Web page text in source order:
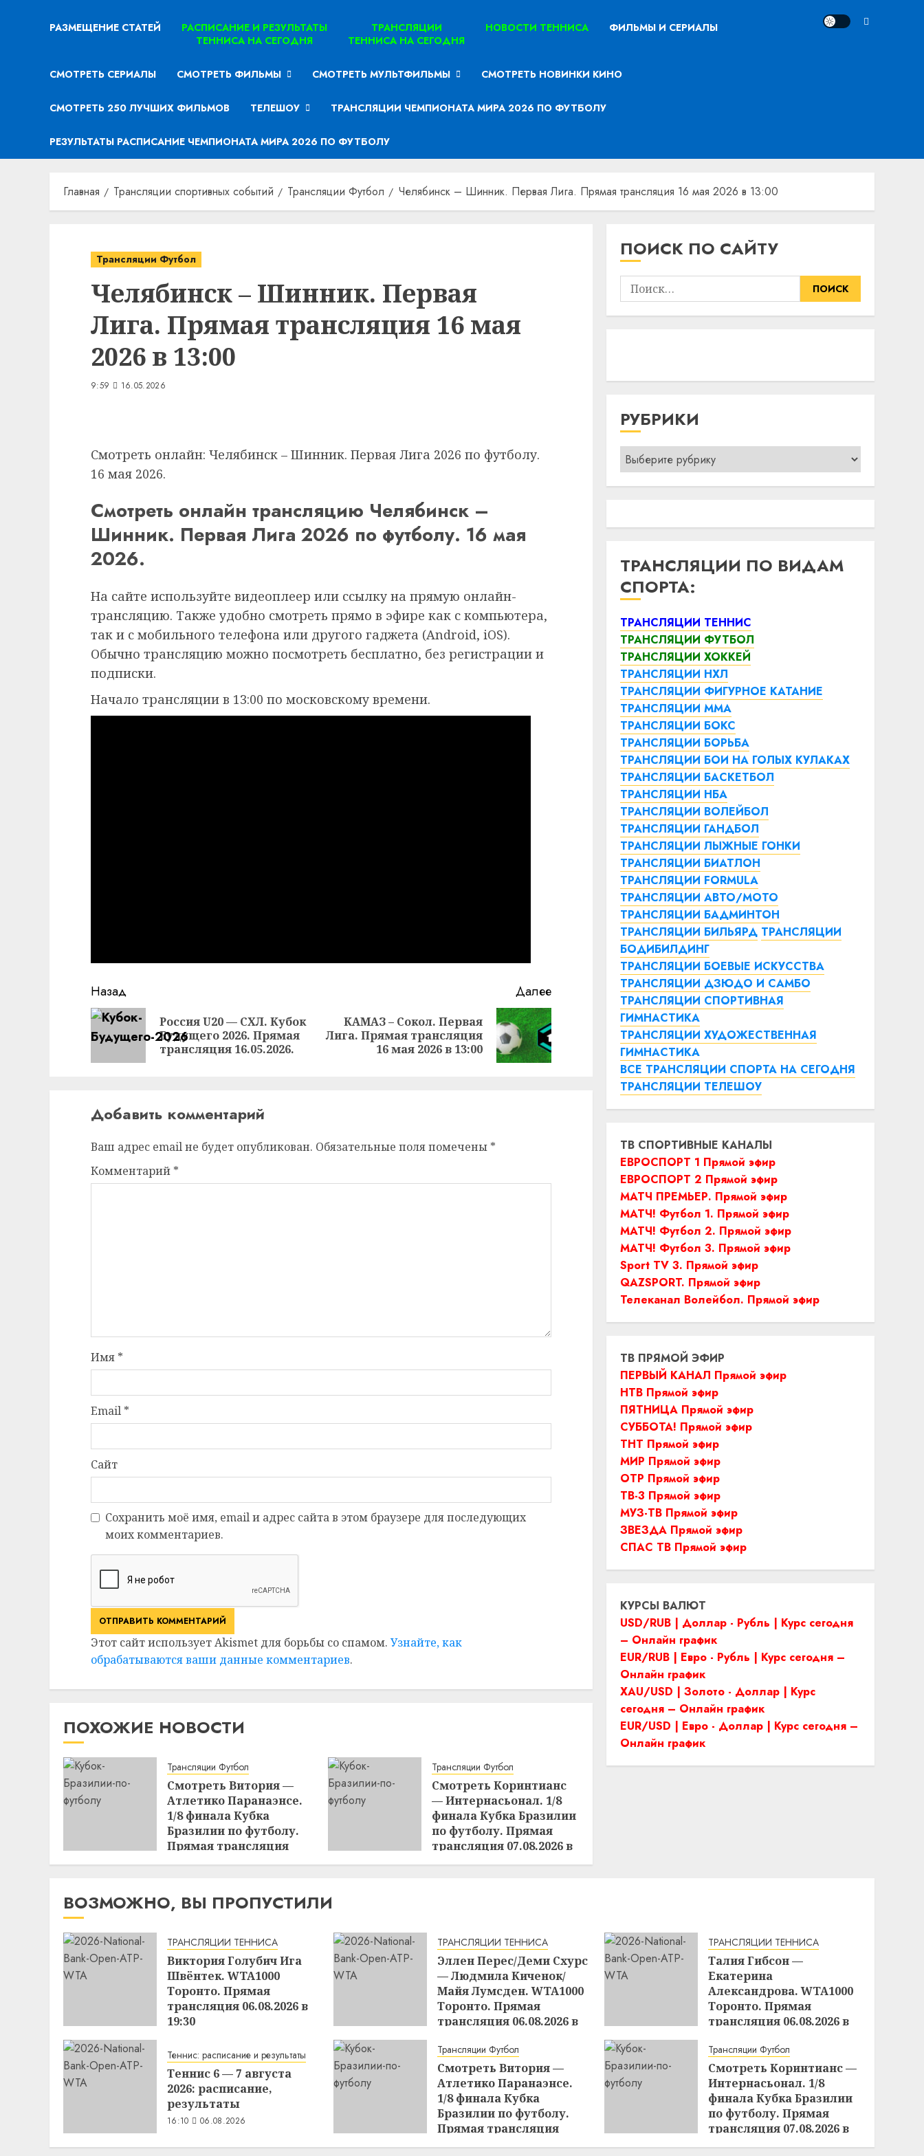
РАЗМЕЩЕНИЕ СТАТЕЙ
РАСПИСАНИЕ И РЕЗУЛЬТАТЫ
ТЕННИСА НА СЕГОДНЯ
ТРАНСЛЯЦИИ
ТЕННИСА НА СЕГОДНЯ
НОВОСТИ ТЕННИСА ФИЛЬМЫ И СЕРИАЛЫ
СМОТРЕТЬ СЕРИАЛЫ СМОТРЕТЬ ФИЛЬМЫ СМОТРЕТЬ МУЛЬТФИЛЬМЫ СМОТРЕТЬ НОВИНКИ КИНО
СМОТРЕТЬ 250 ЛУЧШИХ ФИЛЬМОВ ТЕЛЕШОУ ТРАНСЛЯЦИИ ЧЕМПИОНАТА МИРА 2026 ПО ФУТБОЛУ
РЕЗУЛЬТАТЫ РАСПИСАНИЕ ЧЕМПИОНАТА МИРА 2026 ПО ФУТБОЛУ
Главная Трансляции спортивных событий Трансляции Футбол Челябинск – Шинник. Первая Лига. Прямая трансляция 16 мая 2026 в 13:00
Трансляции Футбол
Челябинск – Шинник. Первая
Лига. Прямая трансляция 16 мая
2026 в 13:00
9:59 16.05.2026
Смотреть онлайн: Челябинск – Шинник. Первая Лига 2026 по футболу.
16 мая 2026.
Смотреть онлайн трансляцию Челябинск –
Шинник. Первая Лига 2026 по футболу. 16 мая
2026.
На сайте используйте видеоплеер или ссылку на прямую онлайн-
трансляцию. Также удобно смотреть прямо в эфире как с компьютера,
так и с мобильного телефона или другого гаджета (Android, iOS).
Обычно трансляцию можно посмотреть бесплатно, без регистрации и
подписки.
Начало трансляции в 13:00 по московскому времени.
Продолжить
чтение
Назад
Предыдущая
Россия U20 — СХЛ. Кубок
Будущего 2026. Прямая
трансляция 16.05.2026.
Далее
Следующая
КАМАЗ – Сокол. Первая
Лига. Прямая трансляция
16 мая 2026 в 13:00
Добавить комментарий
Ваш адрес email не будет опубликован. Обязательные поля помечены *
Комментарий *
Имя *
Email *
Сайт
Сохранить моё имя, email и адрес сайта в этом браузере для последующих
моих комментариев.
Этот сайт использует Akismet для борьбы со спамом. Узнайте, как
обрабатываются ваши данные комментариев.
ПОХОЖИЕ НОВОСТИ
Трансляции Футбол
Смотреть Витория —
Атлетико Паранаэнсе.
1/8 финала Кубка
Бразилии по футболу.
Прямая трансляция
07.08.2026 в 02:00
Трансляции Футбол
Смотреть Коринтианс
— Интернасьонал. 1/8
финала Кубка Бразилии
по футболу. Прямая
трансляция 07.08.2026 в
02:00
ПОИСК ПО САЙТУ
Найти:
РУБРИКИ
Рубрики
ТРАНСЛЯЦИИ ПО ВИДАМ
СПОРТА:
ТРАНСЛЯЦИИ ТЕННИС
ТРАНСЛЯЦИИ ФУТБОЛ
ТРАНСЛЯЦИИ ХОККЕЙ
ТРАНСЛЯЦИИ НХЛ
ТРАНСЛЯЦИИ ФИГУРНОЕ КАТАНИЕ
ТРАНСЛЯЦИИ ММА
ТРАНСЛЯЦИИ БОКС
ТРАНСЛЯЦИИ БОРЬБА
ТРАНСЛЯЦИИ БОИ НА ГОЛЫХ КУЛАКАХ
ТРАНСЛЯЦИИ БАСКЕТБОЛ
ТРАНСЛЯЦИИ НБА
ТРАНСЛЯЦИИ ВОЛЕЙБОЛ
ТРАНСЛЯЦИИ ГАНДБОЛ
ТРАНСЛЯЦИИ ЛЫЖНЫЕ ГОНКИ
ТРАНСЛЯЦИИ БИАТЛОН
ТРАНСЛЯЦИИ FORMULA
ТРАНСЛЯЦИИ АВТО/МОТО
ТРАНСЛЯЦИИ БАДМИНТОН
ТРАНСЛЯЦИИ БИЛЬЯРД ТРАНСЛЯЦИИ
БОДИБИЛДИНГ
ТРАНСЛЯЦИИ БОЕВЫЕ ИСКУССТВА
ТРАНСЛЯЦИИ ДЗЮДО И САМБО
ТРАНСЛЯЦИИ СПОРТИВНАЯ
ГИМНАСТИКА
ТРАНСЛЯЦИИ ХУДОЖЕСТВЕННАЯ
ГИМНАСТИКА
ВСЕ ТРАНСЛЯЦИИ СПОРТА НА СЕГОДНЯ
ТРАНСЛЯЦИИ ТЕЛЕШОУ
ТВ СПОРТИВНЫЕ КАНАЛЫ
ЕВРОСПОРТ 1 Прямой эфир
ЕВРОСПОРТ 2 Прямой эфир
МАТЧ ПРЕМЬЕР. Прямой эфир
МАТЧ! Футбол 1. Прямой эфир
МАТЧ! Футбол 2. Прямой эфир
МАТЧ! Футбол 3. Прямой эфир
Sport TV 3. Прямой эфир
QAZSPORT. Прямой эфир
Телеканал Волейбол. Прямой эфир
ТВ ПРЯМОЙ ЭФИР
ПЕРВЫЙ КАНАЛ Прямой эфир
НТВ Прямой эфир
ПЯТНИЦА Прямой эфир
СУББОТА! Прямой эфир
ТНТ Прямой эфир
МИР Прямой эфир
ОТР Прямой эфир
ТВ-3 Прямой эфир
МУЗ-ТВ Прямой эфир
ЗВЕЗДА Прямой эфир
СПАС ТВ Прямой эфир
КУРСЫ ВАЛЮТ
USD/RUB | Доллар - Рубль | Курс сегодня
– Онлайн график
EUR/RUB | Евро - Рубль | Курс сегодня –
Онлайн график
XAU/USD | Золото - Доллар | Курс
сегодня – Онлайн график
EUR/USD | Евро - Доллар | Курс сегодня –
Онлайн график
ВОЗМОЖНО, ВЫ ПРОПУСТИЛИ
ТРАНСЛЯЦИИ ТЕННИСА
Виктория Голубич Ига
Швёнтек. WTA1000
Торонто. Прямая
трансляция 06.08.2026 в
19:30
ТРАНСЛЯЦИИ ТЕННИСА
Эллен Перес/Деми Схурс
— Людмила Киченок/
Майя Лумсден. WTA1000
Торонто. Прямая
трансляция 06.08.2026 в
16:44 06.08.2026
ТРАНСЛЯЦИИ ТЕННИСА
Талия Гибсон —
Екатерина
Александрова. WTA1000
Торонто. Прямая
трансляция 06.08.2026 в
16:36 06.08.2026
Теннис: расписание и результаты
Теннис 6 — 7 августа
2026: расписание,
результаты
16:10 06.08.2026
Трансляции Футбол
Смотреть Витория —
Атлетико Паранаэнсе.
1/8 финала Кубка
Бразилии по футболу.
Прямая трансляция
07.08.2026 в 02:00
Трансляции Футбол
Смотреть Коринтианс —
Интернасьонал. 1/8
финала Кубка Бразилии
по футболу. Прямая
трансляция 07.08.2026 в
02:00